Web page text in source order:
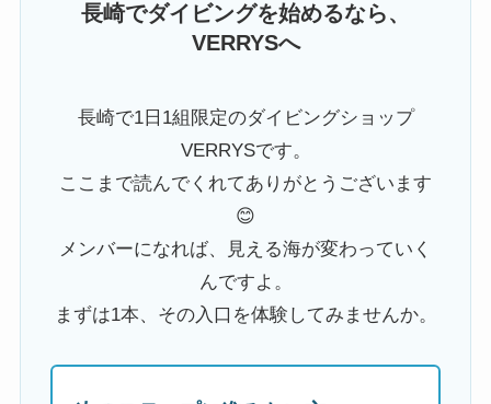
長崎でダイビングを始めるなら、
VERRYSへ
長崎で1日1組限定のダイビングショップ
VERRYSです。
ここまで読んでくれてありがとうございます
😊
メンバーになれば、見える海が変わっていく
んですよ。
まずは1本、その入口を体験してみませんか。